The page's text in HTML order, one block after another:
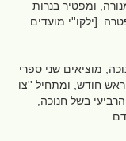
ומפטיר בנרות
[ילקו''י מועדים
מוציאים שני ספרי
חודש, ומתחיל ''צו
בשל חנוכה,